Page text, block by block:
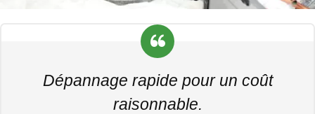
Dépannage rapide pour un coût
raisonnable.